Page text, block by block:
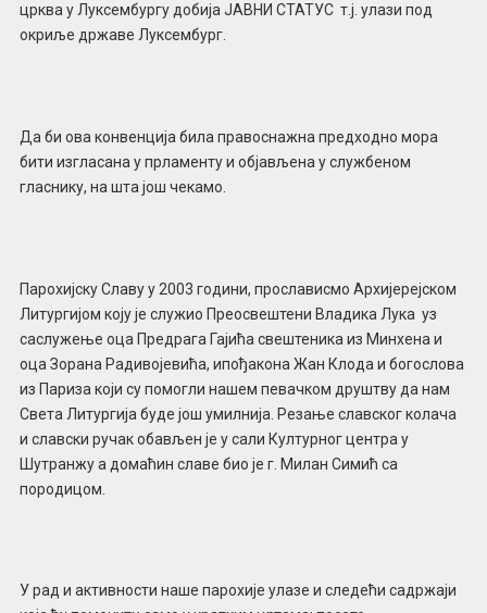
црква у Луксембургу добија ЈАВНИ СТАТУС т.ј. улази под
окриље државе Луксембург.
Да би ова конвенција била правоснажна предходно мора
бити изгласана у прламенту и објављена у службеном
гласнику, на шта још чекамо.
Парохијску Славу у 2003 години, прослависмо Архијерејском
Литургијом коју је служио Преосвештени Владика Лука уз
саслужење оца Предрага Гајића свештеника из Минхена и
оца Зорана Радивојевића, ипођакона Жан Клода и богослова
из Париза који су помогли нашем певачком друштву да нам
Света Литургија буде још умилнија. Резање славског колача
и славски ручак обављен је у сали Културног центра у
Шутранжу а домаћин славе био је г. Милан Симић са
породицом.
У рад и активности наше парохије улазе и следећи садржаји